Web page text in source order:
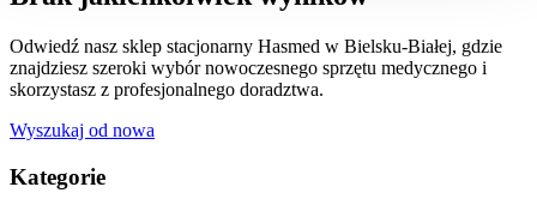
Odwiedź nasz sklep stacjonarny Hasmed w Bielsku-Białej, gdzie
znajdziesz szeroki wybór nowoczesnego sprzętu medycznego i
skorzystasz z profesjonalnego doradztwa.
Wyszukaj od nowa
Kategorie